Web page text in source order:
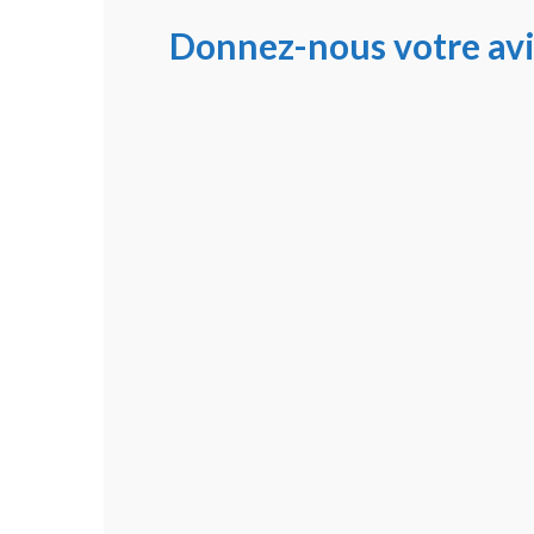
Donnez-nous votre